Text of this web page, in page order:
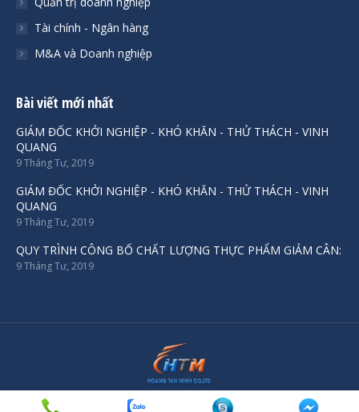
Tài chính - Ngân hàng
M&A và Doanh nghiệp
Bài viết mới nhất
GIÁM ĐỐC KHỞI NGHIỆP - KHÓ KHĂN - THỬ THÁCH - VINH
QUANG
9 Tháng Tư, 2019
GIÁM ĐỐC KHỞI NGHIỆP - KHÓ KHĂN - THỬ THÁCH - VINH
QUANG
9 Tháng Tư, 2019
QUY TRÌNH CÔNG BỐ CHẤT LƯỢNG THỰC PHẨM GIẢM CÂN:
9 Tháng Tư, 2019
© Luật Hoàng Tân Minh - 2019. All rights reserved.